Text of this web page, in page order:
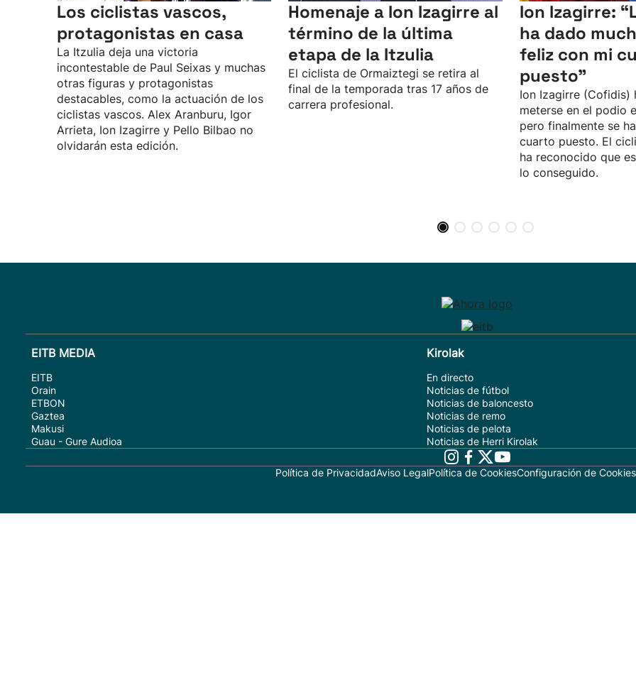
Los ciclistas vascos,
protagonistas en casa
La Itzulia deja una victoria
incontestable de Paul Seixas y muchas
otras figuras y protagonistas
destacables, como la actuación de los
ciclistas vascos. Alex Aranburu, Igor
Arrieta, Ion Izagirre y Pello Bilbao no
olvidarán esta edición.
Homenaje a Ion Izagirre al
término de la última
etapa de la Itzulia
El ciclista de Ormaiztegi se retira al
final de la temporada tras 17 años de
carrera profesional.
Ion Izagirre:
ha dado
feliz con mi
puesto"
Ion Izagirre (Cofidis)
meterse en el podio
pero finalmente se
cuarto puesto. El
ha reconocido que
lo conseguido.
EITB MEDIA
EITB
Orain
ETBON
Gaztea
Makusi
Guau - Gure Audioa
Kirolak
En directo
Noticias de fútbol
Noticias de baloncesto
Noticias de remo
Noticias de pelota
Noticias de Herri Kirolak
Política de PrivacidadAviso LegalPolítica de CookiesConfiguración de Cookies